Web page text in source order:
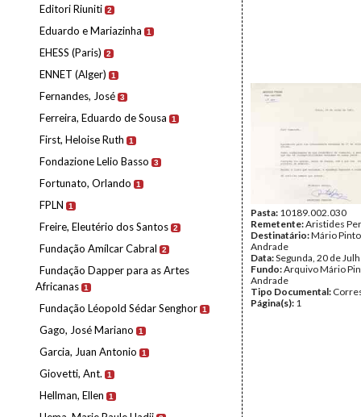
Editori Riuniti 2
Eduardo e Mariazinha 1
EHESS (Paris) 2
ENNET (Alger) 1
Fernandes, José 3
Ferreira, Eduardo de Sousa 1
First, Heloise Ruth 1
Fondazione Lelio Basso 3
Fortunato, Orlando 1
FPLN 1
Freire, Eleutério dos Santos 2
Fundação Amílcar Cabral 2
Fundação Dapper para as Artes
Africanas 1
Fundação Léopold Sédar Senghor 1
Gago, José Mariano 1
Garcia, Juan Antonio 1
Giovetti, Ant. 1
Hellman, Ellen 1
Pasta: 10189.002.030
Remetente:Aristides
Destinatário:Mário
Andrade
Data:Segunda, 20 de
Fundo:Arquivo Mário
Andrade
Tipo Documental:
Página(s): 1